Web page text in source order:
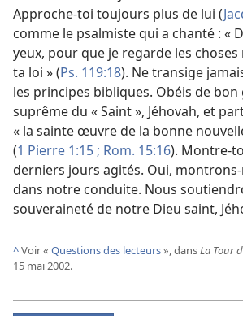
Approche-​toi toujours plus de lui (
comme le psalmiste qui a chanté : «
yeux, pour que je regarde les
ta loi » (Ps. 119:18). Ne transige
les principes bibliques. Obéis de bon
suprême du « Saint », Jéhovah, et
« la sainte œuvre de la bonne
(1 Pierre 1:15 ; Rom. 15:16). Montre-​
derniers jours agités. Oui,
dans notre conduite. Nous
souveraineté de notre Dieu saint,
^Voir « Questions des lecteurs», dansLa Tour
15 mai 2002.